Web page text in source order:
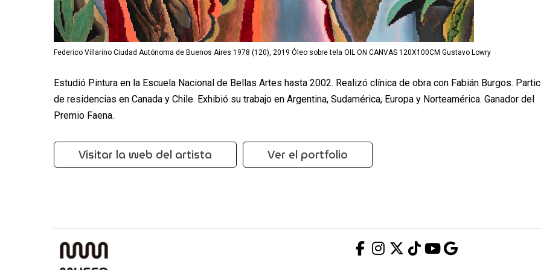
Federico Villarino Ciudad Autónoma de Buenos Aires 1978 (120), 2019 Óleo sobre tela OIL ON CANVAS 120X100CM Gustavo Lowry
Estudió Pintura en la Escuela Nacional de Bellas Artes hasta 2002. Realizó clínica de obra con Fabián Burgos.
de residencias en Canada y Chile. Exhibió su trabajo en Argentina, Sudamérica, Europa y Norteamérica. Ganador del
Premio Faena.
Visitar la web del artista Ver el portfolio